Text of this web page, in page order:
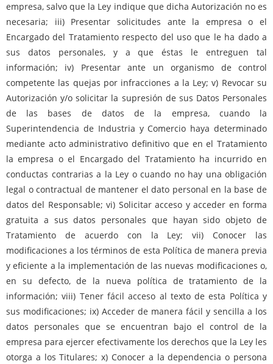
empresa, salvo que la Ley indique que dicha Autorización no es
necesaria; iii) Presentar solicitudes ante la empresa o el
Encargado del Tratamiento respecto del uso que le ha dado a
sus datos personales, y a que éstas le entreguen tal
información; iv) Presentar ante un organismo de control
competente las quejas por infracciones a la Ley; v) Revocar su
Autorización y/o solicitar la supresión de sus Datos Personales
de las bases de datos de la empresa, cuando la
Superintendencia de Industria y Comercio haya determinado
mediante acto administrativo definitivo que en el Tratamiento
la empresa o el Encargado del Tratamiento ha incurrido en
conductas contrarias a la Ley o cuando no hay una obligación
legal o contractual de mantener el dato personal en la base de
datos del Responsable; vi) Solicitar acceso y acceder en forma
gratuita a sus datos personales que hayan sido objeto de
Tratamiento de acuerdo con la Ley; vii) Conocer las
modificaciones a los términos de esta Política de manera previa
y eficiente a la implementación de las nuevas modificaciones o,
en su defecto, de la nueva política de tratamiento de la
información; viii) Tener fácil acceso al texto de esta Política y
sus modificaciones; ix) Acceder de manera fácil y sencilla a los
datos personales que se encuentran bajo el control de la
empresa para ejercer efectivamente los derechos que la Ley les
otorga a los Titulares; x) Conocer a la dependencia o persona